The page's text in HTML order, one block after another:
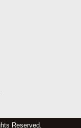
Reserved.